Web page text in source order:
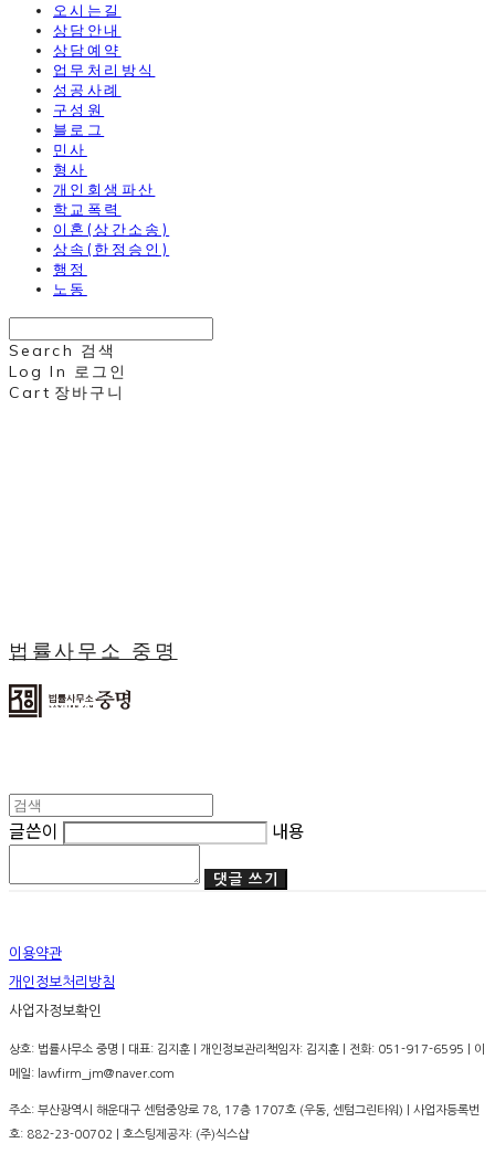
오시는길
상담안내
상담예약
업무처리방식
성공사례
구성원
블로그
민사
형사
개인회생파산
학교폭력
이혼(상간소송)
상속(한정승인)
행정
노동
Search 검색
Log In 로그인
Cart 장바구니
법률사무소 중명
글쓴이 내용
댓글 쓰기
이용약관
개인정보처리방침
사업자정보확인
상호: 법률사무소 중명 | 대표: 김지훈 | 개인정보관리책임자: 김지훈 | 전화: 051-917-6595 | 이
메일: lawfirm_jm@naver.com
주소: 부산광역시 해운대구 센텀중앙로 78, 17층 1707호 (우동, 센텀그린타워) | 사업자등록번
호: 882-23-00702 | 호스팅제공자: (주)식스샵